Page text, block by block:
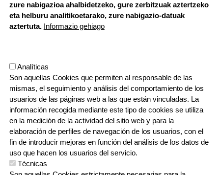
HORARIO DE SECRETARÍA:
De lunes a jueves 8:00 - 18:00
Viernes 8:00 - 17:00
20570 Bergara, Gipuzkoa
943 76 90 71
ORRI-OINA
CONTACTO
TRABAJA CON NOSOTROS
IRUDIA
zure nabigazioa ahalbidetzeko, gure zerbitzuak aztertzeko
eta helburu analitikoetarako, zure nabigazio-datuak
aztertuta. Informazio gehiago
Analíticas
Son aquellas Cookies que permiten al responsable de las
mismas, el seguimiento y análisis del comportamiento de los
usuarios de las páginas web a las que están vinculadas. La
información recogida mediante este tipo de cookies se utiliza
en la medición de la actividad del sitio web y para la
elaboración de perfiles de navegación de los usuarios, con el
fin de introducir mejoras en función del análisis de los datos de
uso que hacen los usuarios del servicio.
Técnicas